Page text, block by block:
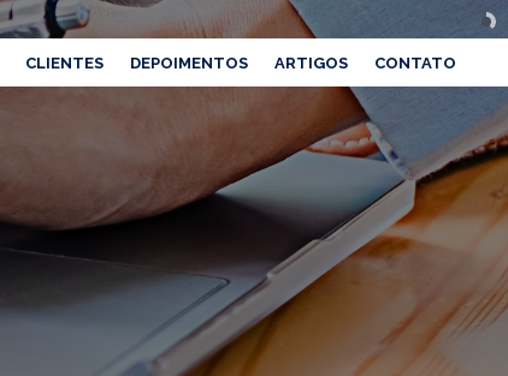
CLIENTES DEPOIMENTOS ARTIGOS CONTATO